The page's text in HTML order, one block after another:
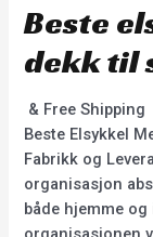
Beste
dekk til
& Free Shipping
Beste Elsykkel
Fabrikk og
organisasjon
både hjemme